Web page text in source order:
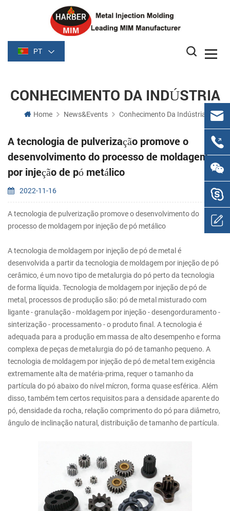
PT
CONHECIMENTO DA INDÚSTRIA
Home News&Events Conhecimento Da Indústria
A tecnologia de pulverização promove o
desenvolvimento do processo de moldagem
por injeção de pó metálico
2022-11-16
A tecnologia de pulverização promove o desenvolvimento do
processo de moldagem por injeção de pó metálico
A tecnologia de moldagem por injeção de pó de metal é
desenvolvida a partir da tecnologia de moldagem por injeção de pó
cerâmico, é um novo tipo de metalurgia do pó perto da tecnologia
de forma líquida. Tecnologia de moldagem por injeção de pó de
metal, processos de produção são: pó de metal misturado com
ligante - granulação - moldagem por injeção - desengorduramento -
sinterização - processamento - o produto final. A tecnologia é
adequada para a produção em massa de alto desempenho e forma
complexa de peças de metalurgia do pó de tamanho pequeno. A
tecnologia de moldagem por injeção de pó de metal tem exigência
extremamente alta de matéria-prima, requer o tamanho da
partícula do pó abaixo do nível mícron, forma quase esférica. Além
disso, também tem certos requisitos para a densidade aparente do
pó, densidade da rocha, relação comprimento do pó para diâmetro,
ângulo de inclinação natural, distribuição de tamanho de partícula.